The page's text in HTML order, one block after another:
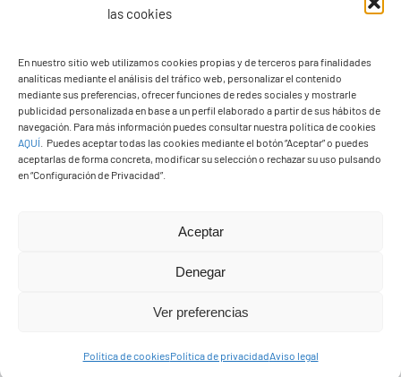
las cookies
En nuestro sitio web utilizamos cookies propias y de terceros para finalidades
analíticas mediante el análisis del tráfico web, personalizar el contenido
mediante sus preferencias, ofrecer funciones de redes sociales y mostrarle
publicidad personalizada en base a un perfil elaborado a partir de sus hábitos de
navegación. Para más información puedes consultar nuestra política de cookies
AQUÍ
Puedes aceptar todas las cookies mediante el botón “Aceptar” o puedes
aceptarlas de forma concreta, modificar su selección o rechazar su uso pulsando
en “Configuración de Privacidad”.
Aceptar
Denegar
Ver preferencias
Política de cookiesPolítica de privacidadAviso legal
Pza. de Los Remedios, 1
35570 – Yaiza
Tel:928 83 62 20
© Copyright2026 Ayuntamiento de Yaiza - Todos los